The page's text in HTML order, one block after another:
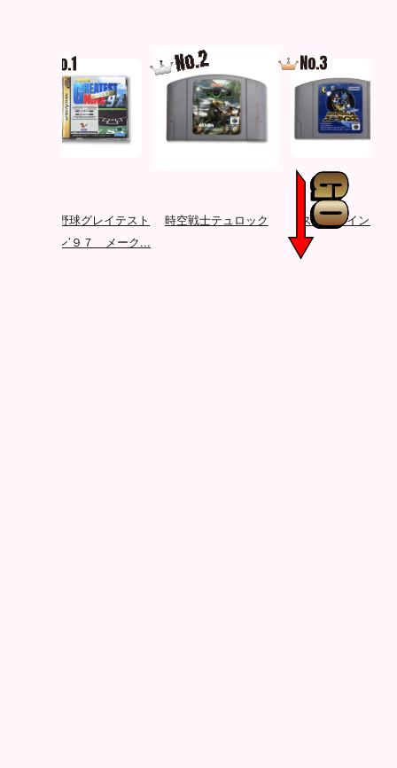
プロ野球グレイテスト
ナイン’９７ メーク...
時空戦士テュロック スターツインズ